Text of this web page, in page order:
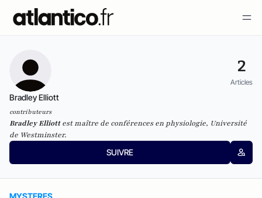
2
Articles
Bradley Elliott
contributeurs
Bradley Elliottest maître de conférences en physiologie, Université
de Westminster.
SUIVRE
MYSTERES